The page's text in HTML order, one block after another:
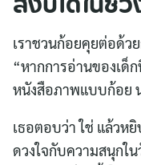
Search
for:
เราชวนก้อยคุยต่อด้ว
“หากการอ่านของเด็
หนังสือภาพแบบก้อย
เธอตอบว่า ใช่ แล้วห
ดวงใจกับความสนุกใน